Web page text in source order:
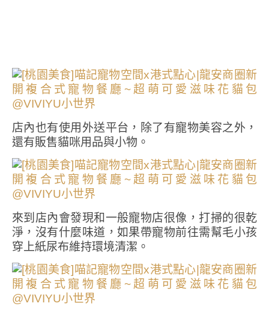
店內也有使用外送平台，除了有寵物美容之外，
還有販售貓咪用品與小物。
來到店內會發現和一般寵物店很像，打掃的很乾
淨，沒有什麼味道，如果帶寵物前往需幫毛小孩
穿上紙尿布維持環境清潔。